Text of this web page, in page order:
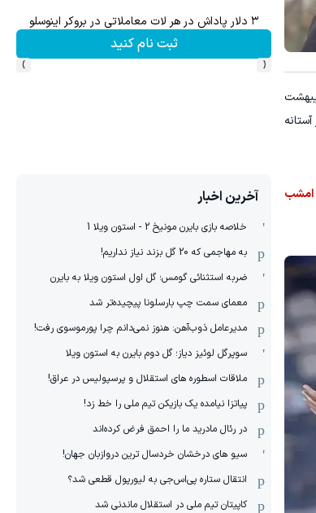
لیگ دسته اول را تجربه می‌کند، با ازسرگیری مسابقات، عصر پنجشنبه 24 اردیبهشت
امشب
۳ دلار پاداش در هر لات معاملاتی در بروکر اینوسلو
ثبت نام کنید
‹
›
آخرین اخبار
خلاصه بازی بایرن مونیخ 2 - استون ویلا 1
به مهاجمی که 20 گل بزند نیاز نداریم!
ضربه استثنائی گومس؛ گل اول استون ویلا به بایرن
معمای سمت چپ بارسلونا پیچیده‌تر شد
مدیرعامل ذوب‌آهن: هنوز نمی‌دانم چرا پورموسوی رفت!
سوپرگل لوئیز دیاز؛ گل دوم بایرن به استون ویلا
ملاقات اسطوره های استقلال و پرسپولیس در عراق!
پیاتزا نیامده یک بازیکن تیم ملی را خط زد!
در رئال مادرید ما را احمق فرض کرده‌اند
سیو های درخشان خردسال ترین دروازبان جهان!
انتقال ستاره پی‌اس‌جی به لیورپول قطعی شد؟
کاپیتان تیم ملی در استقلال ماندنی شد